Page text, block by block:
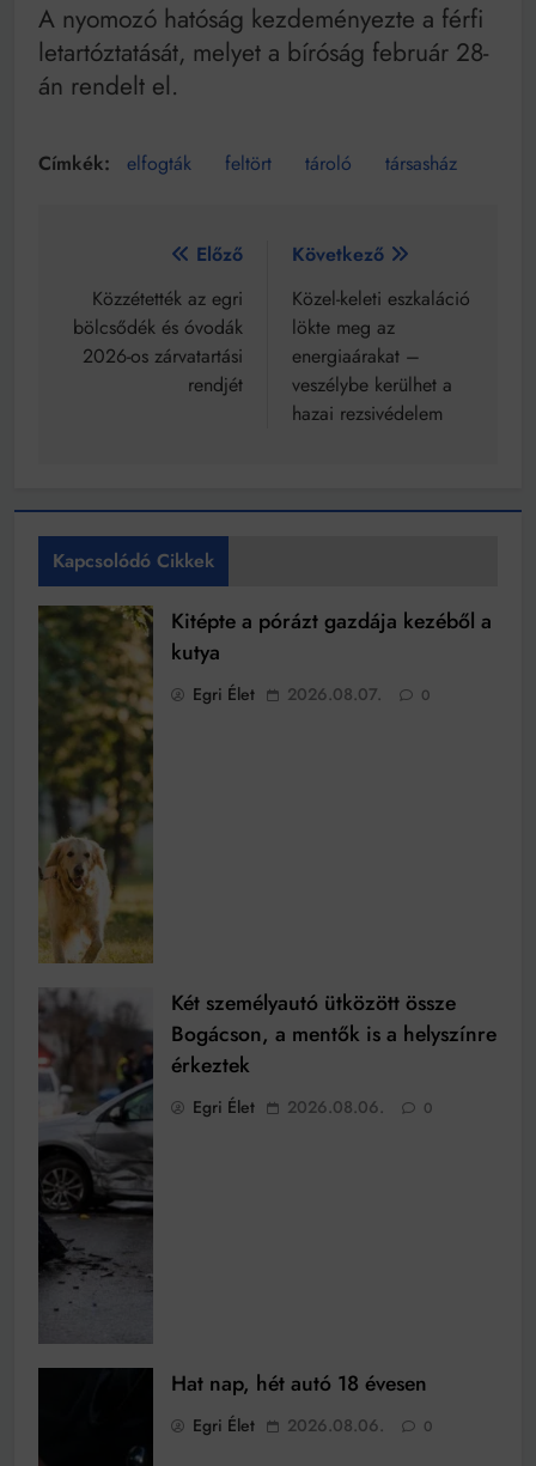
A nyomozó hatóság kezdeményezte a férfi
letartóztatását, melyet a bíróság február 28-
án rendelt el.
elfogták feltört tároló társasház
Bejegyzés
navigáció
Előző
Közzétették az egri
bölcsődék és óvodák
2026-os zárvatartási
rendjét
Következő
Közel-keleti eszkaláció
lökte meg az
energiaárakat –
veszélybe kerülhet a
hazai rezsivédelem
Kapcsolódó Cikkek
Kitépte a pórázt gazdája kezéből a
kutya
Egri Élet 2026.08.07. 0
Két személyautó ütközött össze
Bogácson, a mentők is a helyszínre
érkeztek
Egri Élet 2026.08.06. 0
Hat nap, hét autó 18 évesen
Egri Élet 2026.08.06. 0